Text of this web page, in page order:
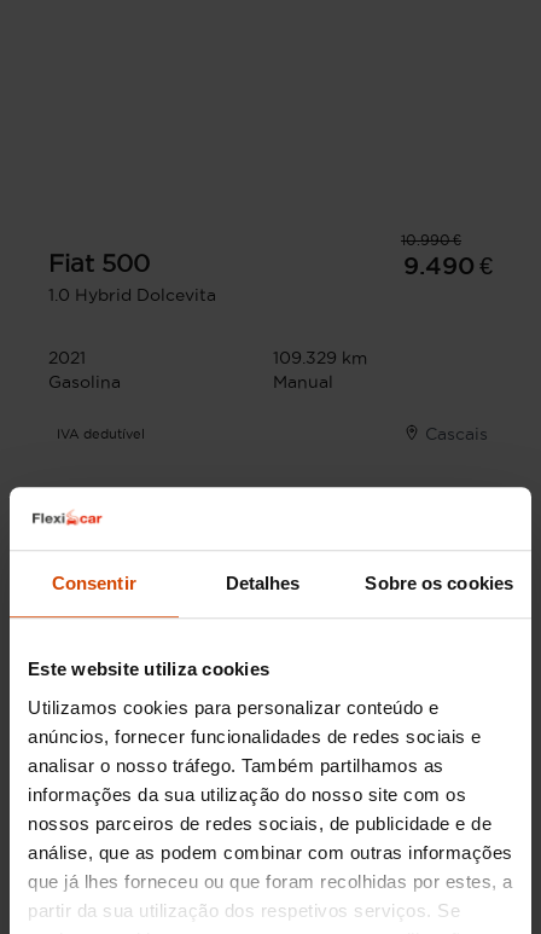
Consentir Detalhes Sobre os cookies
Este website utiliza cookies
Utilizamos cookies para personalizar conteúdo e
anúncios, fornecer funcionalidades de redes sociais e
analisar o nosso tráfego. Também partilhamos as
informações da sua utilização do nosso site com os
nossos parceiros de redes sociais, de publicidade e de
análise, que as podem combinar com outras informações
que já lhes forneceu ou que foram recolhidas por estes, a
partir da sua utilização dos respetivos serviços. Se
10.990 €
Fiat 500
1.0 Hybrid Dolcevita
9.490 €
2021
109.329 km
Gasolina
Manual
IVA dedutível Cascais
Nós ligamos-lhe!
800 100 010
Segunda-feira - Sábado: 09:00 às 19:30h
Domingo: 14:00 às 18:00h